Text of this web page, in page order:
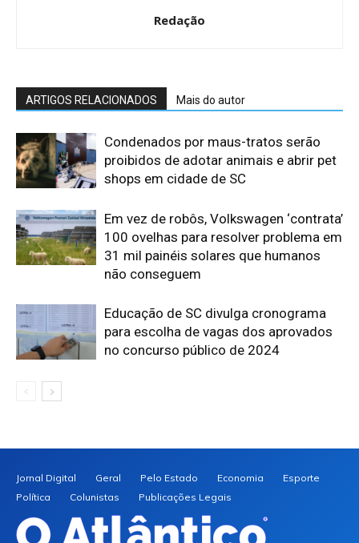
Redação
ARTIGOS RELACIONADOS Mais do autor
Condenados por maus-tratos serão
proibidos de adotar animais e abrir pet
shops em cidade de SC
Em vez de robôs, Volkswagen ‘contrata’
100 ovelhas para resolver problema em
31 mil painéis solares que humanos
não conseguem
Educação de SC divulga cronograma
para escolha de vagas dos aprovados
no concurso público de 2024
Jornal Digital Geral Pelo Estado Economia
Esporte
Política
Colunistas Publicações Legais